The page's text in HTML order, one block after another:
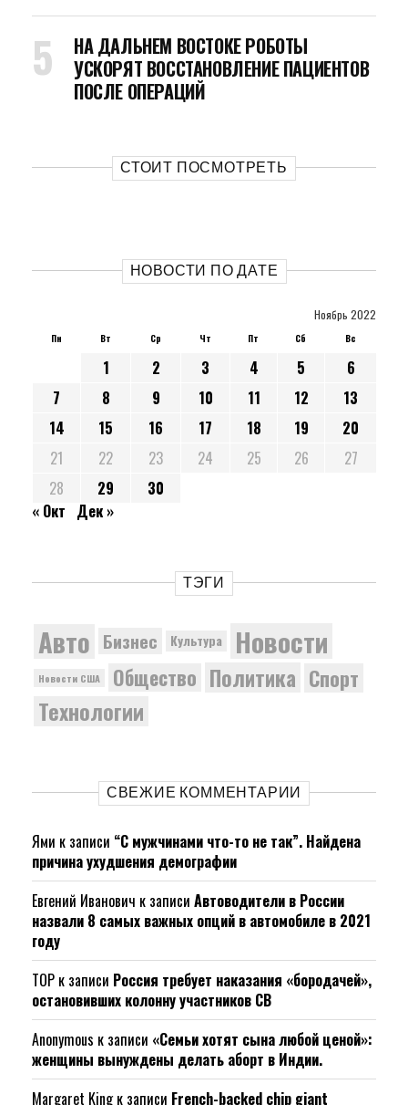
НА ДАЛЬНЕМ ВОСТОКЕ РОБОТЫ
УСКОРЯТ ВОССТАНОВЛЕНИЕ ПАЦИЕНТОВ
ПОСЛЕ ОПЕРАЦИЙ
СТОИТ ПОСМОТРЕТЬ
НОВОСТИ ПО ДАТЕ
Ноябрь 2022
Пн Вт Ср Чт Пт Сб Вс
1 2 3 4 5
6
7
8 9 10 11 12
13
14
15 16 17 18 19
20
21
22 23 24 25 26
27
28
29
30
« Окт Дек »
ТЭГИ
Авто Бизнес Культура Новости
Новости США Общество Политика Спорт
Технологии
СВЕЖИЕ КОММЕНТАРИИ
Ями к записи “С мужчинами что-то не так”. Найдена
причина ухудшения демографии
Евгений Иванович к записи Автоводители в России
назвали 8 самых важных опций в автомобиле в 2021
году
ТОР к записи Россия требует наказания «бородачей»,
остановивших колонну участников СВ
Anonymous к записи «Семьи хотят сына любой ценой»:
женщины вынуждены делать аборт в Индии.
Margaret Kingк записи French-backed chip giant